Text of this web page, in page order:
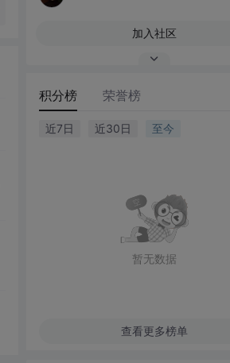
加入社区
积分榜 荣誉榜
近7日 近30日 至今
暂无数据
查看更多榜单